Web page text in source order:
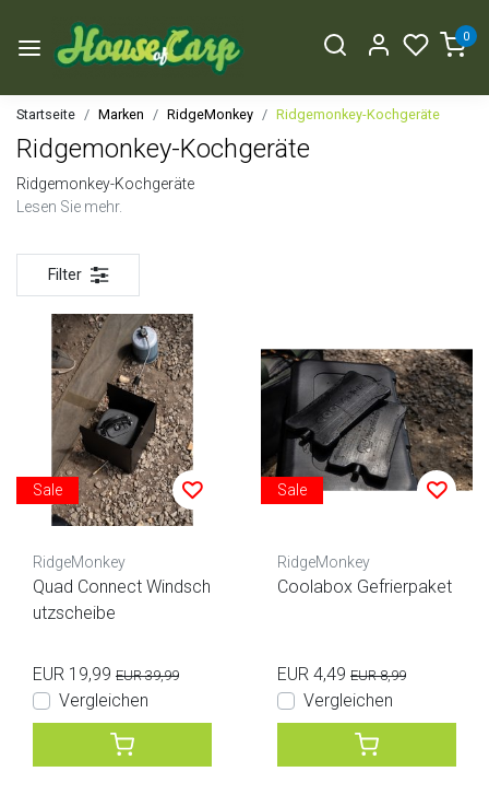
0
Startseite Marken RidgeMonkey Ridgemonkey-Kochgeräte
Ridgemonkey-Kochgeräte
Ridgemonkey-Kochgeräte
Lesen Sie mehr.
Filter
Sale
RidgeMonkey
Quad Connect Windsch
utzscheibe
EUR 19,99 EUR 39,99
Vergleichen
Sale
RidgeMonkey
Coolabox Gefrierpaket
EUR 4,49 EUR 8,99
Vergleichen